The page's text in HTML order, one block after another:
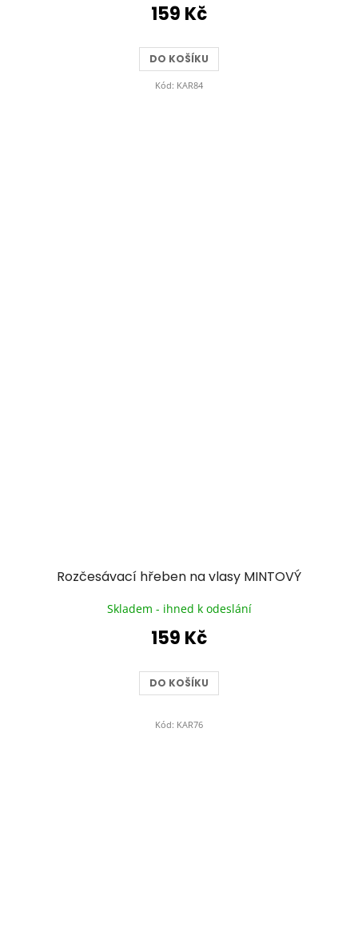
159 Kč
DO KOŠÍKU
Kód: KAR84
Rozčesávací hřeben na vlasy MINTOVÝ
Skladem - ihned k odeslání
159 Kč
DO KOŠÍKU
Kód: KAR76